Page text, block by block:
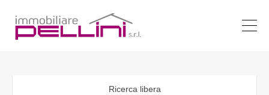
Ricerca libera